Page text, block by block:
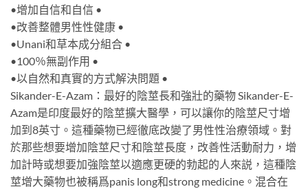
•增加自信和自信 •
•改善整體男性性健康 •
•Unani和草本成分組合 •
•100％無副作用 •
•以自然和真實的方式解決問題 •
Sikander-E-Azam：最好的陰莖長和強壯的藥物 Sikander-E-
Azam是印度最好的陰莖擴大醫學，可以讓你的陰莖尺寸增
加到8英寸。這種藥物已經徹底改變了男性性治療領域。對
於那些想要增加陰莖尺寸和陰莖長度，改善性活動耐力，增
加計時或想要加強陰莖以適應更硬的勃起的人來説，這種陰
莖增大藥物也被稱爲panis long和strong medicine。混合在